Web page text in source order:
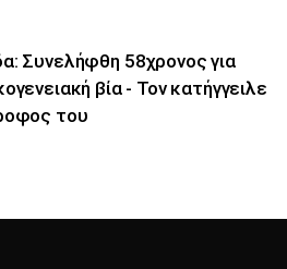
Συνελήφθη 58χρονος για
βία - Τον κατήγγειλε
του